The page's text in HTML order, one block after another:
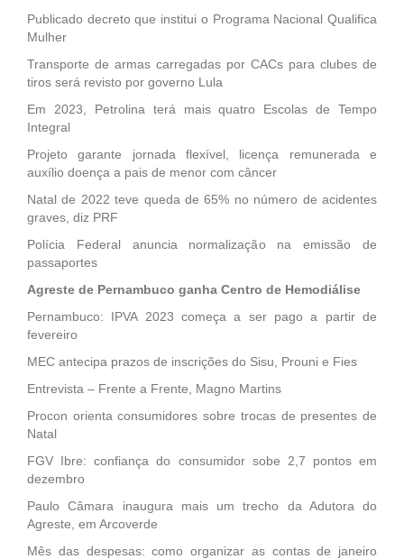
Publicado decreto que institui o Programa Nacional Qualifica
Mulher
Transporte de armas carregadas por CACs para clubes de
tiros será revisto por governo Lula
Em 2023, Petrolina terá mais quatro Escolas de Tempo
Integral
Projeto garante jornada flexível, licença remunerada e
auxílio doença a pais de menor com câncer
Natal de 2022 teve queda de 65% no número de acidentes
graves, diz PRF
Polícia Federal anuncia normalização na emissão de
passaportes
Agreste de Pernambuco ganha Centro de Hemodiálise
Pernambuco: IPVA 2023 começa a ser pago a partir de
fevereiro
MEC antecipa prazos de inscrições do Sisu, Prouni e Fies
Entrevista – Frente a Frente, Magno Martins
Procon orienta consumidores sobre trocas de presentes de
Natal
FGV Ibre: confiança do consumidor sobe 2,7 pontos em
dezembro
Paulo Câmara inaugura mais um trecho da Adutora do
Agreste, em Arcoverde
Mês das despesas: como organizar as contas de janeiro